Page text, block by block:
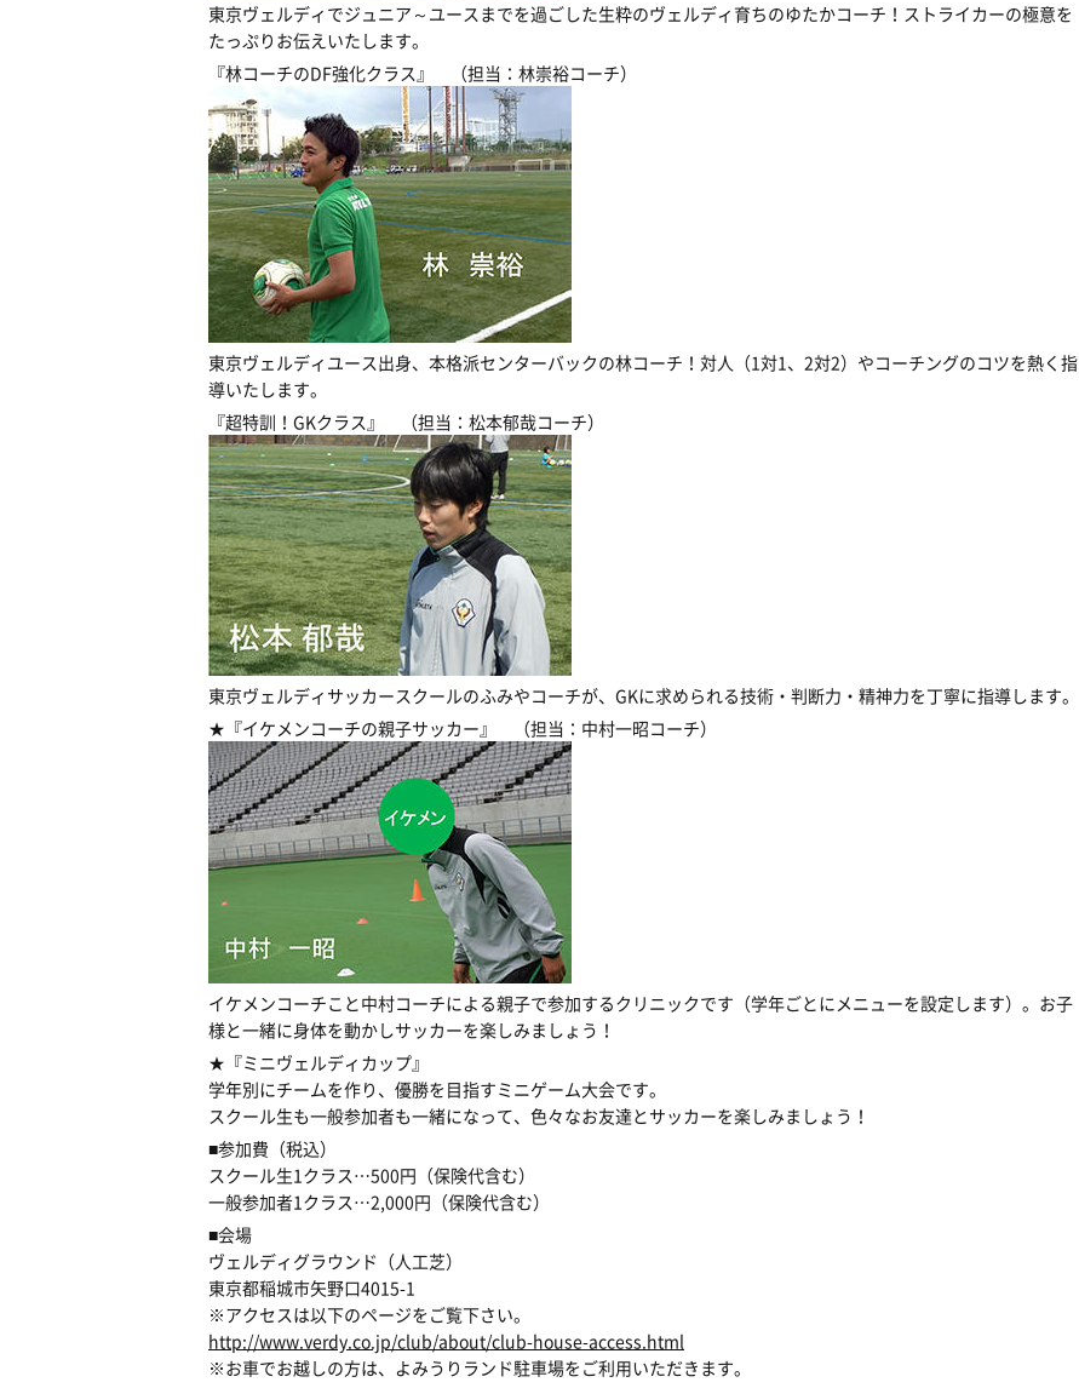
東京ヴェルディでジュニア～ユースまでを過ごした生粋のヴェルディ育ちのゆたかコーチ！ストライカーの極意を
たっぷりお伝えいたします。
『林コーチのDF強化クラス』 （担当：林崇裕コーチ）
東京ヴェルディユース出身、本格派センターバックの林コーチ！対人（1対1、2対2）やコーチングのコツを熱く指
導いたします。
『超特訓！GKクラス』 （担当：松本郁哉コーチ）
東京ヴェルディサッカースクールのふみやコーチが、GKに求められる技術・判断力・精神力を丁寧に指導します。
★『イケメンコーチの親子サッカー』 （担当：中村一昭コーチ）
イケメンコーチこと中村コーチによる親子で参加するクリニックです（学年ごとにメニューを設定します）。お子
様と一緒に身体を動かしサッカーを楽しみましょう！
★『ミニヴェルディカップ』
学年別にチームを作り、優勝を目指すミニゲーム大会です。
スクール生も一般参加者も一緒になって、色々なお友達とサッカーを楽しみましょう！
■参加費（税込）
スクール生1クラス…500円（保険代含む）
一般参加者1クラス…2,000円（保険代含む）
■会場
ヴェルディグラウンド（人工芝）
東京都稲城市矢野口4015-1
※アクセスは以下のページをご覧下さい。
http://www.verdy.co.jp/club/about/club-house-access.html
※お車でお越しの方は、よみうりランド駐車場をご利用いただきます。